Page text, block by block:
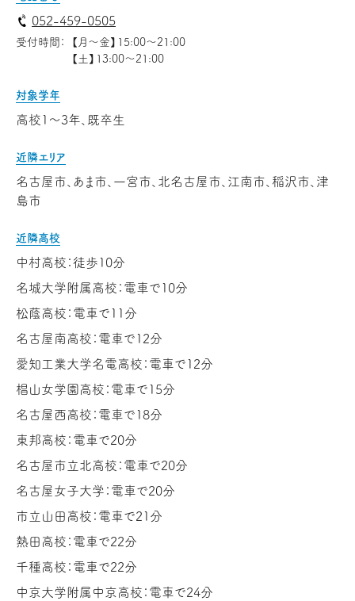
052-459-0505
受付時間：
【月～金】15:00～21:00
【土】13:00～21:00
対象学年
高校1〜3年、既卒生
近隣エリア
名古屋市、あま市、一宮市、北名古屋市、江南市、稲沢市、津
島市
近隣高校
中村高校：徒歩10分
名城大学附属高校：電車で10分
松蔭高校：電車で11分
名古屋南高校：電車で12分
愛知工業大学名電高校：電車で12分
椙山女学園高校：電車で15分
名古屋西高校：電車で18分
東邦高校：電車で20分
名古屋市立北高校：電車で20分
名古屋女子大学：電車で20分
市立山田高校：電車で21分
熱田高校：電車で22分
千種高校：電車で22分
中京大学附属中京高校：電車で24分